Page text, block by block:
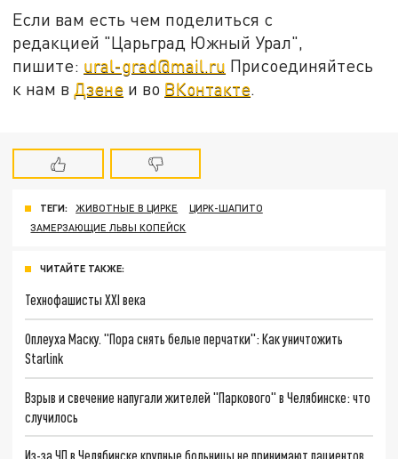
Если вам есть чем поделиться с
редакцией "Царьград Южный Урал",
пишите: ural-grad@mail.ru Присоединяйтесь
к нам в Дзене и во ВКонтакте.
ТЕГИ: ЖИВОТНЫЕ В ЦИРКЕ
ЦИРК-ШАПИТО
ЗАМЕРЗАЮЩИЕ ЛЬВЫ КОПЕЙСК
ЧИТАЙТЕ ТАКЖЕ:
Технофашисты XXI века
Оплеуха Маску. "Пора снять белые перчатки": Как уничтожить
Starlink
Взрыв и свечение напугали жителей "Паркового" в Челябинске: что
случилось
Из-за ЧП в Челябинске крупные больницы не принимают пациентов